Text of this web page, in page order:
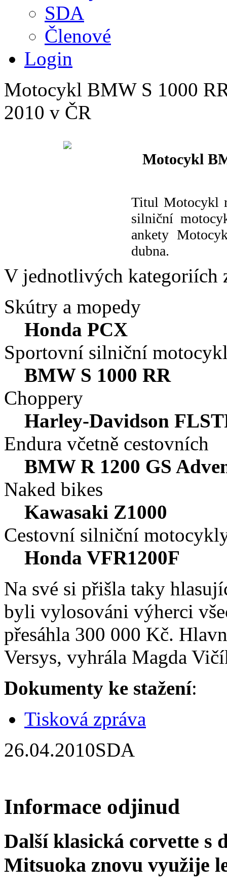
SDA
Členové
Login
Motocykl BMW S 1000
2010 v ČR
Motocykl
Titul Motocykl
silniční
ankety
dubna.
V jednotlivých kategoriích
Skútry a mopedy
Honda PCX
Sportovní silniční
BMW S 1000 RR
Choppery
Harley-Davidson
Endura včetně cestovních
BMW R 1200 GS
Naked bikes
Kawasaki Z1000
Cestovní silniční
Honda VFR1200F
Na své si přišla taky
byli vylosováni výherci
přesáhla 300 000 Kč.
Versys, vyhrála Magda
Dokumenty ke stažení:
Tisková zpráva
26.04.2010SDA
Informace odjinud
Další klasická corvette s
Mitsuoka znovu využije